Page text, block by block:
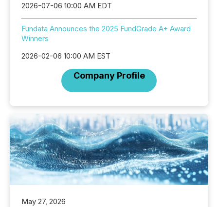
2026-07-06 10:00 AM EDT
Fundata Announces the 2025 FundGrade A+ Award
Winners
2026-02-06 10:00 AM EST
Company Profile
May 27, 2026